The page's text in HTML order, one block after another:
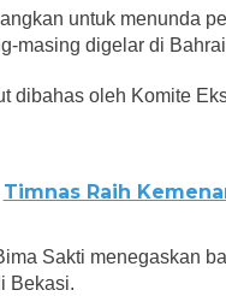
untuk menunda
masing digelar di
dibahas oleh Komite
Timnas Raih
Sakti menegaskan
Bekasi.